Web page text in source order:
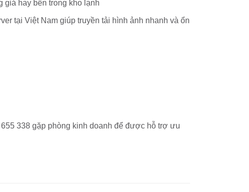
giá hay bên trong kho lạnh
tại Việt Nam giúp truyền tải hình ảnh nhanh và ổn
338 gặp phòng kinh doanh để được hỗ trợ ưu